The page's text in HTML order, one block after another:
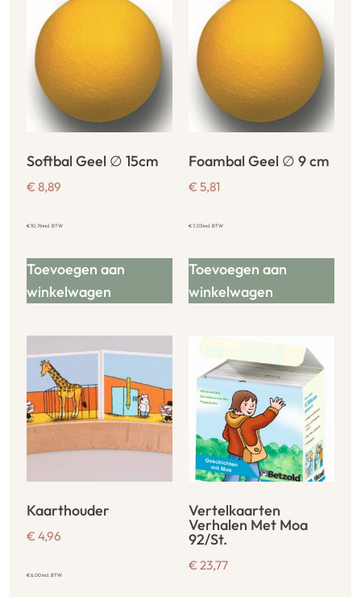
Softbal Geel ∅ 15cm
€ 8,89
€10,76incl. BTW
Toevoegen aan
winkelwagen
Foambal Geel ∅ 9 cm
€ 5,81
€7,03incl. BTW
Toevoegen aan
winkelwagen
Kaarthouder
€ 4,96
€6,00incl. BTW
Vertelkaarten
Verhalen Met Moa
92/St.
€ 23,77